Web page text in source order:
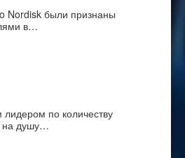
Nordisk были признаны
в…
по количеству
на душу…